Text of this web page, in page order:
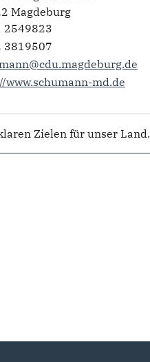
Magdeburg
2549823
3819507
www.schumann-md.de
Zielen für unser Land.